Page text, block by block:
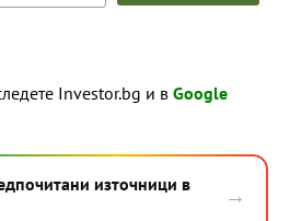
Investor.bg и в Google
източници в
→